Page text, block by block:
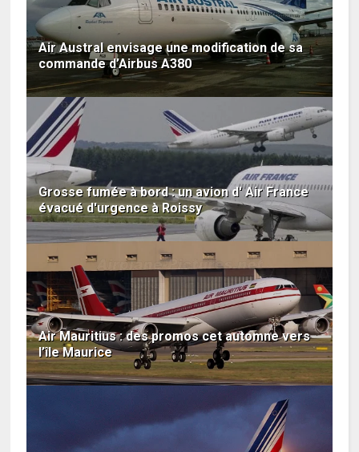
Air Austral envisage une modification de sa
commande d’Airbus A380
Grosse fumée à bord : un avion d' Air France
évacué d'urgence à Roissy
Air Mauritius : des promos cet automne vers
l’île Maurice